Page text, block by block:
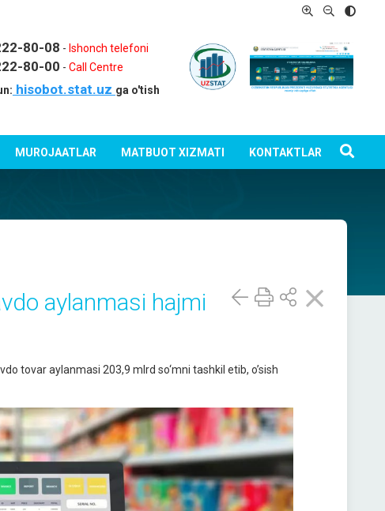
80-08 - Ishonch telefoni
80-00 -Call Centre
hisobot.stat.uz ga o'tish
MUROJAATLAR MATBUOT XIZMATI KONTAKTLAR
aylanmasi hajmi
tovar aylanmasi 203,9 mlrd so‘mni tashkil etib, o’sish